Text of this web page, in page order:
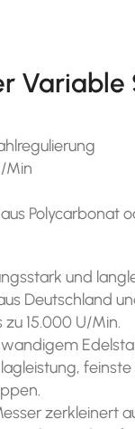
Min
Polycarbonat
und
Deutschland
15.000 U/Min.
zerkleinert